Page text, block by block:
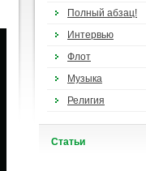
Полный абзац!
Интервью
Флот
Музыка
Религия
Cтатьи